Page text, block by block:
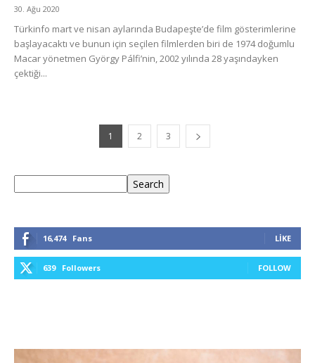
30. Ağu 2020
Türkinfo mart ve nisan aylarında Budapeşte’de film gösterimlerine
başlayacaktı ve bunun için seçilen filmlerden biri de 1974 doğumlu
Macar yönetmen György Pálfi’nin, 2002 yılında 28 yaşındayken
çektiği...
1 2 3
Search
16,474 Fans LIKE
639 Followers FOLLOW